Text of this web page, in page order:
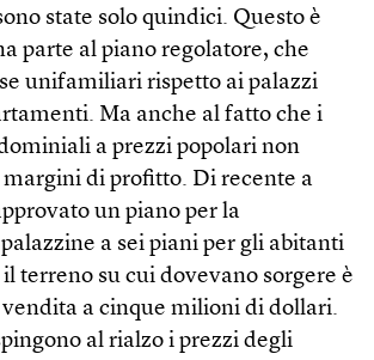
state solo quindici. Questo è
parte al piano regolatore, che
unifamiliari rispetto ai palazzi
Ma anche al fatto che i
a prezzi popolari non
di profitto. Di recente a
un piano per la
a sei piani per gli abitanti
terreno su cui dovevano sorgere è
vendita a cinque milioni di dollari.
al rialzo i prezzi degli